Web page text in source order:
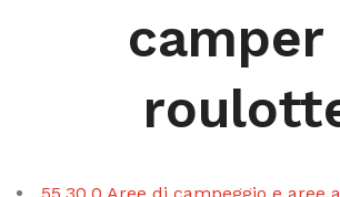
camper